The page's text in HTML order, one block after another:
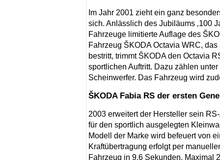
Im Jahr 2001 zieht ein ganz
sich. Anlässlich des Jubiläums ‚100
Fahrzeuge limitierte Auflage des
Fahrzeug ŠKODA Octavia WRC,
bestritt, trimmt ŠKODA den Octavia
sportlichen Auftritt. Dazu zählen
Scheinwerfer. Das Fahrzeug wird
ŠKODA Fabia RS der ersten
2003 erweitert der Hersteller sein
für den sportlich ausgelegten
Modell der Marke wird befeuert von
Kraftübertragung erfolgt per
Fahrzeug in 9,6 Sekunden. Maximal